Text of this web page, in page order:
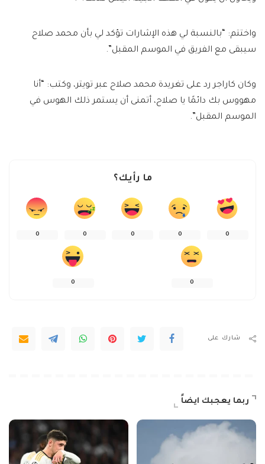
واختتم: “بالنسبة لي هذه الإشارات تؤكد لي بأن محمد صلاح
سيبقى مع الفريق في الموسم المقبل”.
وكان كاراجر رد على تغريدة محمد صلاح عبر تويتر، وكتب: “أنا
مهووس بك دائمًا يا صلاح، أتمنى أن يستمر ذلك الهوس في
الموسم المقبل”.
ما رأيك؟
0
0
0
0
0
0
0
شارك على
ربما يعجبك ايضاً